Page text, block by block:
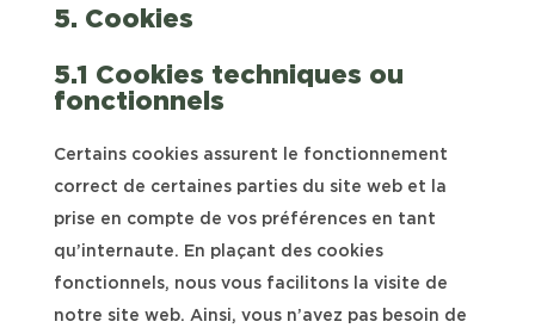
5. Cookies
5.1 Cookies techniques ou
fonctionnels
Certains cookies assurent le fonctionnement
correct de certaines parties du site web et la
prise en compte de vos préférences en tant
qu’internaute. En plaçant des cookies
fonctionnels, nous vous facilitons la visite de
notre site web. Ainsi, vous n’avez pas besoin de